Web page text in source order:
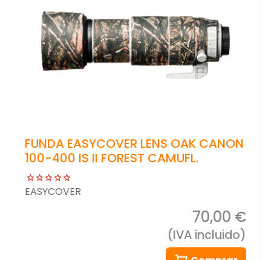
FUNDA EASYCOVER LENS OAK CANON
100-400 IS II FOREST CAMUFL.
EASYCOVER
70,00 €
(IVA incluido)